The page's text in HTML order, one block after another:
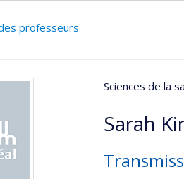
professeurs
Sciences de la
Sarah